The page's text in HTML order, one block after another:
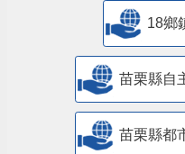
18鄉
苗栗縣自
苗栗縣都